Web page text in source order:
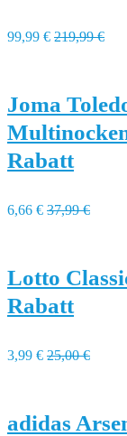
99,99 € 219,99 €
Joma
Rabatt
6,66 € 37,99 €
Lotto
Rabatt
3,99 € 25,00 €
adidas